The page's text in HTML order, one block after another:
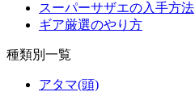
スーパーサザエの入手方法
ギア厳選のやり方
種類別一覧
アタマ(頭)